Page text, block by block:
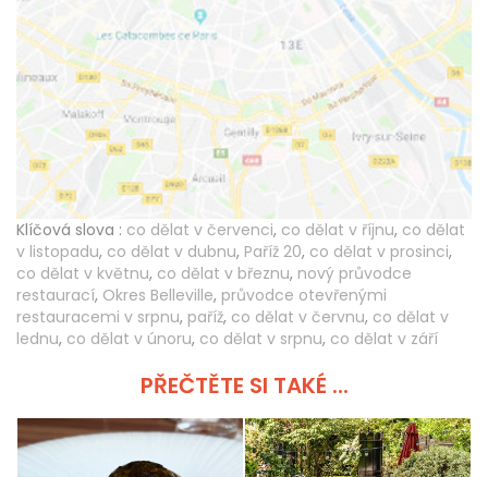
Klíčová slova : co dělat v červenci, co dělat v říjnu, co dělat
v listopadu, co dělat v dubnu, Paříž 20, co dělat v prosinci,
co dělat v květnu, co dělat v březnu, nový průvodce
restaurací, Okres Belleville, průvodce otevřenými
restauracemi v srpnu, paříž, co dělat v červnu, co dělat v
lednu, co dělat v únoru, co dělat v srpnu, co dělat v září
PŘEČTĚTE SI TAKÉ ...